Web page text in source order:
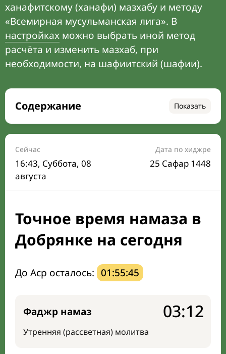
ханафитскому (ханафи) мазхабу и методу
«Всемирная мусульманская лига». В
настройках можно выбрать иной метод
расчёта и изменить мазхаб, при
необходимости, на шафиитский (шафии).
Содержание Показать
Время намаза на сегодня
Расписание на месяц
Время Сухура и Ифтара на сегодня
Календарь рамадана
Мечети и молельные комнаты
Направление киблы
Сейчас
16:43, Суббота, 08
августа
Дата по хиджре
25 Сафар 1448
Точное время намаза в
Добрянке на сегодня
До Аср осталось: 01:55:44
Фаджр намаз
Утренняя (рассветная) молитва
03:12